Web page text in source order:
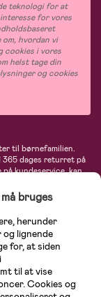
teknologi for at
for vores
hvordan vi
cookies i vores
helst tage din
og cookies
til børnefamilien.
dages returret på
kundeservice, kan
gravide og ammende
meget mere. Vi
Maxi-Cosi, Baby
Avent, Neonate,
venter på dig!
bruges
herunder
og lignende
for, at siden
til at vise
Cookies og